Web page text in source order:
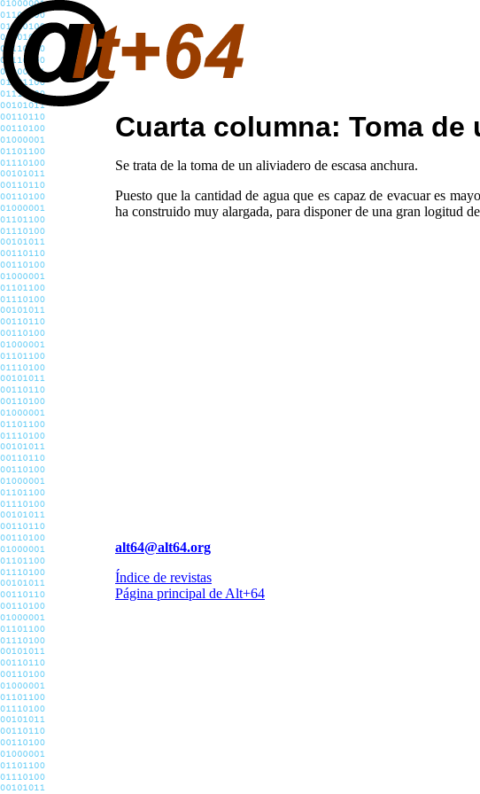
Cuarta columna: Toma de
Se trata de la toma de un aliviadero de escasa anchura.
Puesto que la cantidad de agua que es capaz de evacuar es
ha construido muy alargada, para disponer de una gran logitud
alt64@alt64.org
Índice de revistas
Página principal de Alt+64